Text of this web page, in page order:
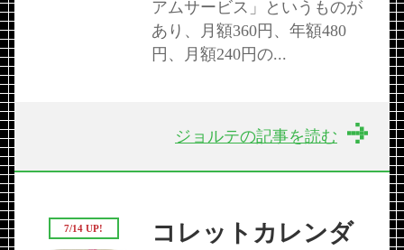
アムサービス」というものが
あり、月額360円、年額480
円、月額240円の...
ジョルテの記事を読む
コレットカレンダ
7/14 UP!